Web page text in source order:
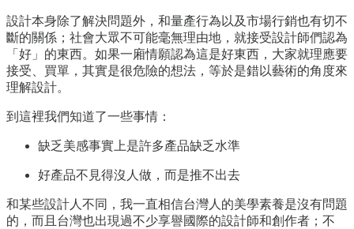
設計本身除了解決問題外，和量產行為以及市場行銷也有切不
斷的關係；社會大眾不可能毫無理由地，就接受設計師們認為
「好」的東西。如果一廂情願認為這是好東西，大家就理應要
接受、買單，其實是很危險的想法，等於是錯以藝術的角度來
理解設計。
到這裡我們知道了一些事情：
缺乏美感事實上是許多產品缺乏水準
好產品不見得沒人做，而是推不出去
和某些設計人不同，我一直相信台灣人的美學素養是沒有問題
的，而且台灣也出現過不少享譽國際的設計師和創作者；不